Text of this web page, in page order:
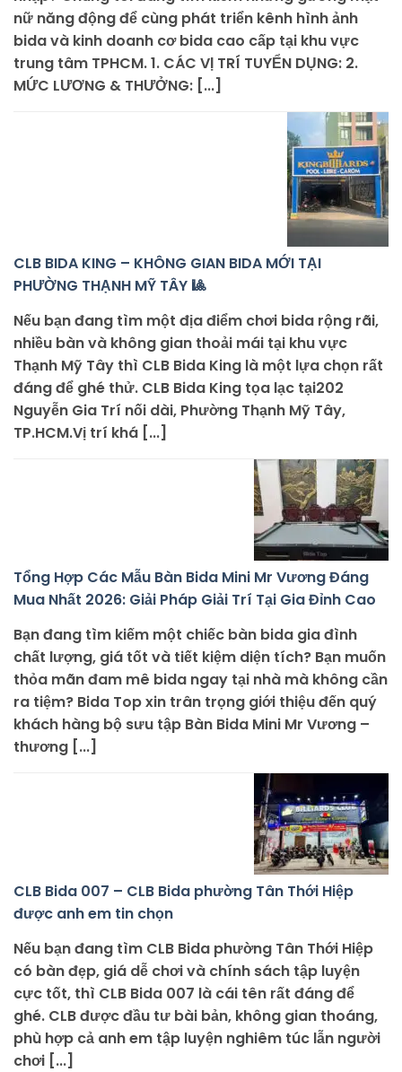
nữ năng động để cùng phát triển kênh hình ảnh
bida và kinh doanh cơ bida cao cấp tại khu vực
trung tâm TPHCM. 1. CÁC VỊ TRÍ TUYỂN DỤNG: 2.
MỨC LƯƠNG & THƯỞNG: [...]
CLB BIDA KING – KHÔNG GIAN BIDA MỚI TẠI
PHƯỜNG THẠNH MỸ TÂY 🎱
Nếu bạn đang tìm một địa điểm chơi bida rộng rãi,
nhiều bàn và không gian thoải mái tại khu vực
Thạnh Mỹ Tây thì CLB Bida King là một lựa chọn rất
đáng để ghé thử. CLB Bida King tọa lạc tại202
Nguyễn Gia Trí nối dài, Phường Thạnh Mỹ Tây,
TP.HCM.Vị trí khá [...]
Tổng Hợp Các Mẫu Bàn Bida Mini Mr Vương Đáng
Mua Nhất 2026: Giải Pháp Giải Trí Tại Gia Đỉnh Cao
Bạn đang tìm kiếm một chiếc bàn bida gia đình
chất lượng, giá tốt và tiết kiệm diện tích? Bạn muốn
thỏa mãn đam mê bida ngay tại nhà mà không cần
ra tiệm? Bida Top xin trân trọng giới thiệu đến quý
khách hàng bộ sưu tập Bàn Bida Mini Mr Vương –
thương [...]
CLB Bida 007 – CLB Bida phường Tân Thới Hiệp
được anh em tin chọn
Nếu bạn đang tìm CLB Bida phường Tân Thới Hiệp
có bàn đẹp, giá dễ chơi và chính sách tập luyện
cực tốt, thì CLB Bida 007 là cái tên rất đáng để
ghé. CLB được đầu tư bài bản, không gian thoáng,
phù hợp cả anh em tập luyện nghiêm túc lẫn người
chơi [...]